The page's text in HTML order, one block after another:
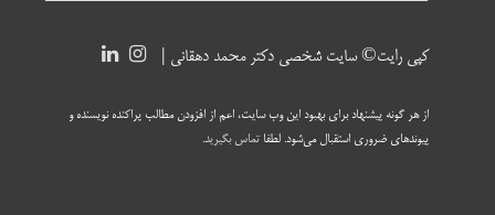
کپی رایت© سایت شخصی دکتر محمد دهقانی |
از هر گونه پیشنهاد برای بهبود این وب سایت، اعم از افزودن مطالب پراکنده نویسنده و
پیوندهای ضروری استقبال می‌شود. لطفاتماس بگیرید.